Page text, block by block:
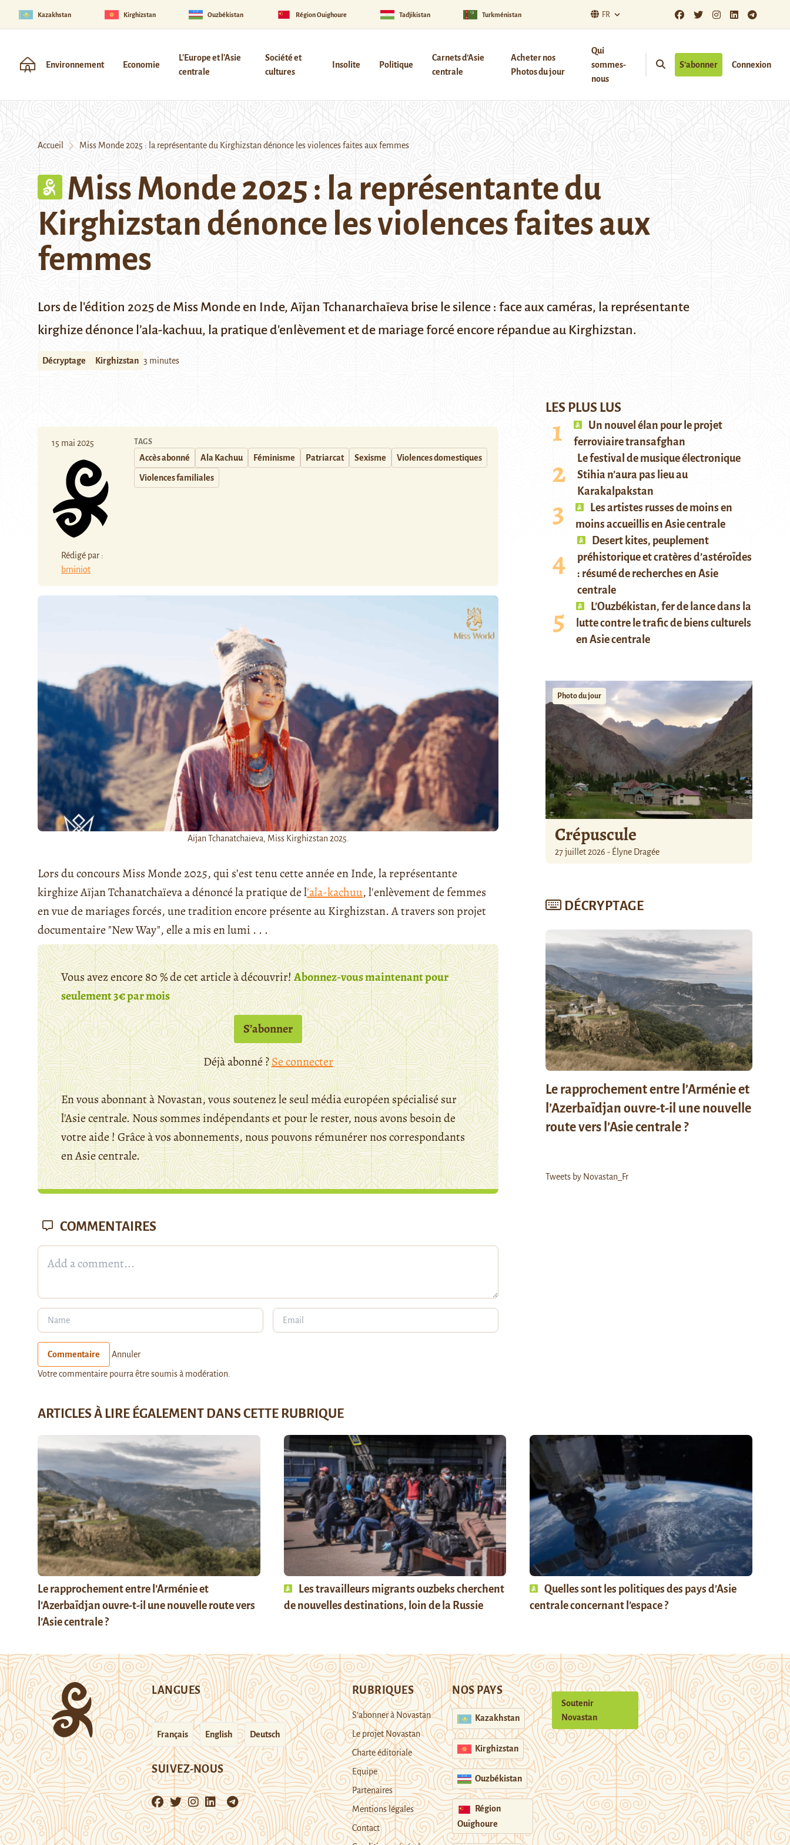
Kazakhstan Kirghizstan Ouzbékistan Région Ouïghoure Tadjikistan Turkménistan FR
Environnement Economie
L'Europe et l'Asie
centrale
Société et
cultures
Insolite Politique
Carnets d’Asie
centrale
Acheter nos
Photos du jour
Qui
sommes-
nous
S’abonner Connexion
Accueil Miss Monde 2025 : la représentante du Kirghizstan dénonce les violences faites aux femmes
Miss Monde 2025 : la représentante du
Kirghizstan dénonce les violences faites aux
femmes
Lors de l'édition 2025 de Miss Monde en Inde, Aïjan Tchanarchaïeva brise le silence : face aux caméras, la représentante
kirghize dénonce l’ala-kachuu, la pratique d'enlèvement et de mariage forcé encore répandue au Kirghizstan.
Décryptage Kirghizstan 3 minutes
15 mai 2025
Rédigé par :
bminiot
TAGS
Accès abonné Ala Kachuu Féminisme Patriarcat Sexisme Violences domestiques
Violences familiales
Aïjan Tchanatchaïeva, Miss Kirghizstan 2025.
Lors du concours Miss Monde 2025, qui s’est tenu cette année en Inde, la représentante
kirghize Aïjan Tchanatchaïeva a dénoncé la pratique de l’ala-kachuu, l'enlèvement de femmes
en vue de mariages forcés, une tradition encore présente au Kirghizstan. A travers son projet
documentaire "New Way", elle a mis en lumi . . .
Vous avez encore 80 % de cet article à découvrir!Abonnez-vous maintenant pour
seulement 3€ par mois
S’abonner
Déjà abonné ?Se connecter
En vous abonnant à Novastan, vous soutenez le seul média européen spécialisé sur
l'Asie centrale. Nous sommes indépendants et pour le rester, nous avons besoin de
votre aide ! Grâce à vos abonnements, nous pouvons rémunérer nos correspondants
en Asie centrale.
LES PLUS LUS
Un nouvel élan pour le projet
ferroviaire transafghan
Le festival de musique électronique
Stihia n’aura pas lieu au
Karakalpakstan
Les artistes russes de moins en
moins accueillis en Asie centrale
Desert kites, peuplement
préhistorique et cratères d’astéroïdes
: résumé de recherches en Asie
centrale
L’Ouzbékistan, fer de lance dans la
lutte contre le trafic de biens culturels
en Asie centrale
Photo du jour
Crépuscule
27 juillet 2026 - Élyne Dragée
DÉCRYPTAGE
Le rapprochement entre l’Arménie et
l’Azerbaïdjan ouvre-t-il une nouvelle
route vers l’Asie centrale ?
Tweets by Novastan_Fr
COMMENTAIRES
Commentaire Annuler
Votre commentaire pourra être soumis à modération.
ARTICLES À LIRE ÉGALEMENT DANS CETTE RUBRIQUE
Le rapprochement entre l’Arménie et
l’Azerbaïdjan ouvre-t-il une nouvelle route vers
l’Asie centrale ?
Les travailleurs migrants ouzbeks cherchent
de nouvelles destinations, loin de la Russie
Quelles sont les politiques des pays d’Asie
centrale concernant l’espace ?
LANGUES
Français English Deutsch
SUIVEZ-NOUS
RUBRIQUES
S’abonner à Novastan
Le projet Novastan
Charte éditoriale
Equipe
Partenaires
Mentions légales
Contact
NOS PAYS
Kazakhstan
Kirghizstan
Ouzbékistan
Région
Ouïghoure
Soutenir
Novastan